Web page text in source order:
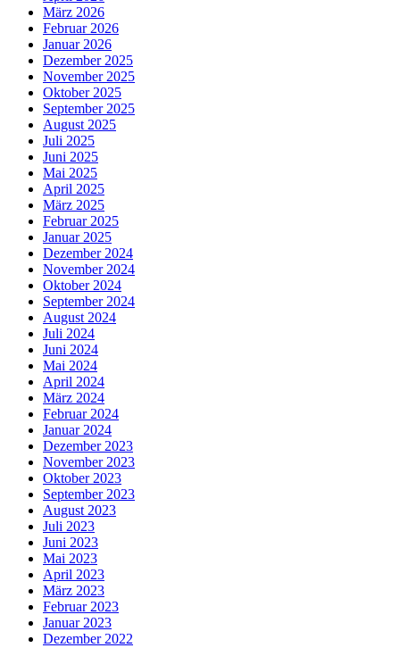
März 2026
Februar 2026
Januar 2026
Dezember 2025
November 2025
Oktober 2025
September 2025
August 2025
Juli 2025
Juni 2025
Mai 2025
April 2025
März 2025
Februar 2025
Januar 2025
Dezember 2024
November 2024
Oktober 2024
September 2024
August 2024
Juli 2024
Juni 2024
Mai 2024
April 2024
März 2024
Februar 2024
Januar 2024
Dezember 2023
November 2023
Oktober 2023
September 2023
August 2023
Juli 2023
Juni 2023
Mai 2023
April 2023
März 2023
Februar 2023
Januar 2023
Dezember 2022